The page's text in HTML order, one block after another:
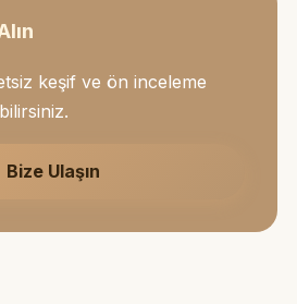
keşif ve ön inceleme
Bize Ulaşın